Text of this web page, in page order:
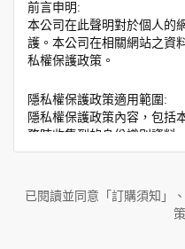
前言申明:
本公司在此聲明對於個人的
護。本公司在相關網站之資
私權保護政策。
隱私權保護政策適用範圍:
隱私權保護政策內容，包括
務時收集到的身份識別資料
作與本公司合作時分享的任
人員。例如您透過本公司旗
放連結的廠商也可能蒐集您
人資訊，這些廣告廠商或連
已閱讀並同意「訂購須知」